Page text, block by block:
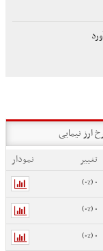
ارز نیمایی
تغییر
نمودار
0 (0%)
0 (0%)
0 (0%)